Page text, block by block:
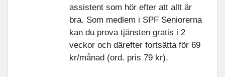
assistent som hör efter att allt är
bra. Som medlem i SPF Seniorerna
kan du prova tjänsten gratis i 2
veckor och därefter fortsätta för 69
kr/månad (ord. pris 79 kr).